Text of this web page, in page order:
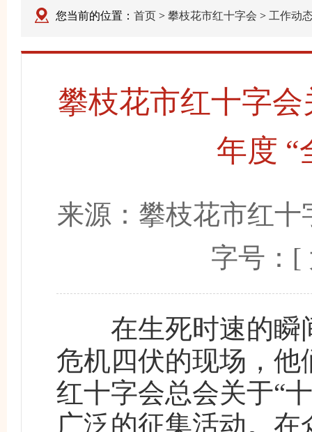
您当前的位置： 首页 > 攀枝花市红十字会 > 工作动
攀枝花市红十字
年度 “
来源： 攀枝花市红十
字号：[
在生死时速的瞬间
危机四伏的现场，他
红十字会总会关于“
广泛的征集活动。